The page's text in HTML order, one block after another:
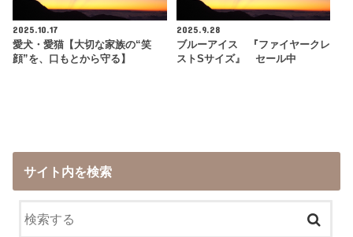
2025.10.17
愛犬・愛猫【大切な家族の“笑
顔”を、口もとから守る】
2025.9.28
ブルーアイス 『ファイヤークレ
ストSサイズ』 セール中
サイト内を検索